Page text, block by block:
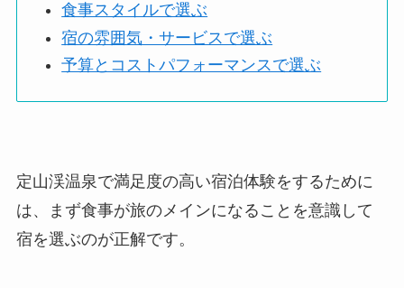
食事スタイルで選ぶ
宿の雰囲気・サービスで選ぶ
予算とコストパフォーマンスで選ぶ
定山渓温泉で満足度の高い宿泊体験をするために
は、まず食事が旅のメインになることを意識して
宿を選ぶのが正解です。